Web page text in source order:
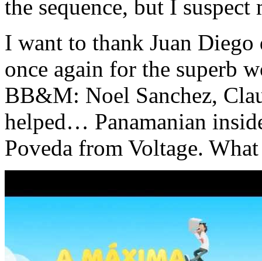
the sequence, but I
I want to thank Juan
once again for the superb
BB&M: Noel Sanchez,
helped… Panamanian
Poveda from Voltage.